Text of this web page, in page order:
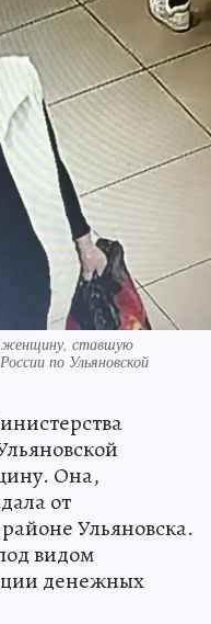
женщину, ставшую
по Ульяновской
Она,
от
Ульяновска.
видом
денежных